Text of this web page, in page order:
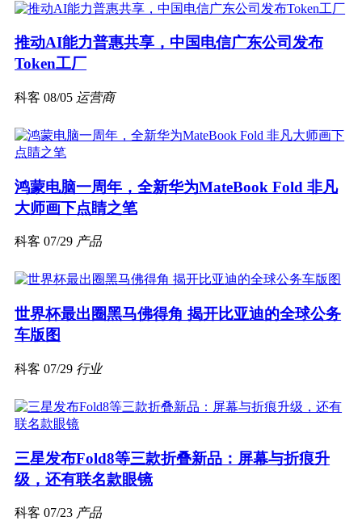
推动AI能力普惠共享，中国电信广东公司发布
Token工厂
科客 08/05 运营商
鸿蒙电脑一周年，全新华为MateBook Fold 非凡
大师画下点睛之笔
科客 07/29 产品
世界杯最出圈黑马佛得角 揭开比亚迪的全球公务
车版图
科客 07/29 行业
三星发布Fold8等三款折叠新品：屏幕与折痕升
级，还有联名款眼镜
科客 07/23 产品